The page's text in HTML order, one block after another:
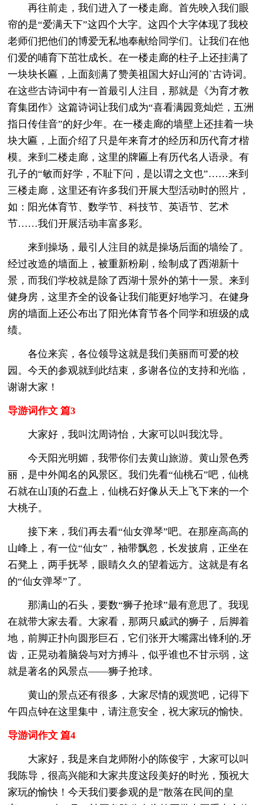
再往前走，我们进入了一楼走廊。首先映入我们眼
帘的是“爱满天下”这四个大字。这四个大字体现了我校
老师们把他们的博爱无私地奉献给同学们。让我们在他
们爱的哺育下茁壮成长。在一楼走廊的柱子上还挂满了
一块块长匾，上面刻满了赞美祖国大好山河的`古诗词。
在这些古诗词中有一首最引人注目，那就是《为育才教
育集团作》这篇诗词让我们成为“喜看满园竟灿烂，五洲
指日传佳音”的好少年。在一楼走廊的墙壁上还挂着一块
块大匾，上面介绍了只是年来育才的经历和历代育才楷
模。来到二楼走廊，这里的牌匾上有历代名人语录。有
孔子的“敏而好学，不耻下问，是以谓之文也”……来到
三楼走廊，这里还有许多我们开展大型活动时的照片，
如：阳光体育节、数学节、科技节、英语节、艺术
节……我们开展活动丰富多彩。
来到操场，最引人注目的就是操场后面的墙绘了。
经过改造的墙面上，被重新粉刷，绘制成了西湖新十
景，而我们学校就是除了西湖十景外的第十一景。来到
健身房，这里齐全的设备让我们能更好地学习。在健身
房的墙面上还公布出了阳光体育节各个同学和班级的成
绩。
各位来宾，各位领导这就是我们美丽而可爱的校
园。今天的参观就到此结束，多谢各位的支持和光临，
谢谢大家！
导游词作文 篇3
大家好，我叫沈周诗怡，大家可以叫我沈导。
今天阳光明媚，我带你们去黄山旅游。黄山景色秀
丽，是中外闻名的风景区。我们先看“仙桃石”吧，仙桃
石就在山顶的石盘上，仙桃石好像从天上飞下来的一个
大桃子。
接下来，我们再去看“仙女弹琴”吧。在那座高高的
山峰上，有一位“仙女”，袖带飘忽，长发披肩，正坐在
石凳上，两手抚琴，眼睛久久的望着远方。这就是有名
的“仙女弹琴”了。
那满山的石头，要数“狮子抢球”最有意思了。我现
在就带大家去看。大家看，那两只威武的狮子，后脚着
地，前脚正扑向圆形巨石，它们张开大嘴露出锋利的.牙
齿，正晃动着脑袋与对方搏斗，似乎谁也不甘示弱，这
就是著名的风景点——狮子抢球。
黄山的景点还有很多，大家尽情的观赏吧，记得下
午四点钟在这里集中，请注意安全，祝大家玩的愉快。
导游词作文 篇4
大家好，我是来自龙师附小的陈俊宇，大家可以叫
我陈导，很高兴能和大家共度这段美好的时光，预祝大
家玩的愉快！今天我们要参观的是”散落在民间的皇